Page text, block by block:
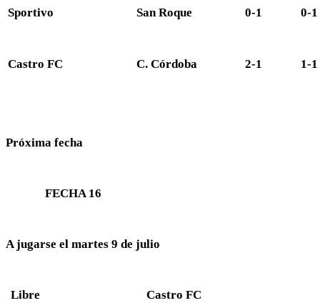
Sportivo San Roque 0-1 0-1
Castro FC C. Córdoba 2-1 1-1
Próxima fecha
FECHA 16
A jugarse el martes 9 de julio
Libre Castro FC